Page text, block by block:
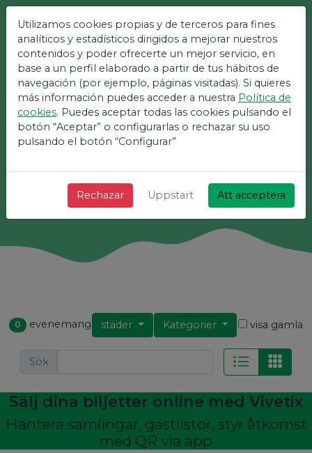
Den Enklaste
Plattformen För
Evenemang
+ Snabbt + Enkelt och gratis!
Sök
0 evenemang städer Kategorier visa gamla
Sök
Sälj dina biljetter online med Vivetix
Hantera samlingar, gästlistor, styr åtkomst
med QR via app
Utilizamos cookies propias y de terceros para fines
analíticos y estadísticos dirigidos a mejorar nuestros
contenidos y poder ofrecerte un mejor servicio, en
base a un perfil elaborado a partir de tus hábitos de
navegación (por ejemplo, páginas visitadas). Si quieres
más información puedes acceder a nuestra Política de
cookies. Puedes aceptar todas las cookies pulsando el
botón “Aceptar” o configurarlas o rechazar su uso
pulsando el botón “Configurar”
Rechazar Uppstart Att acceptera